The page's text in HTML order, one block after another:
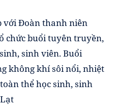
với Đoàn thanh niên
chức buổi tuyên truyền,
sinh viên. Buổi
không khí sôi nổi, nhiệt
thể học sinh, sinh